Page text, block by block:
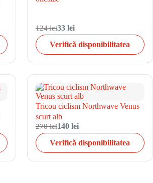
124 lei33 lei
Verifică disponibilitatea
Tricou ciclism Northwave Venus
scurt alb
270 lei140 lei
Verifică disponibilitatea